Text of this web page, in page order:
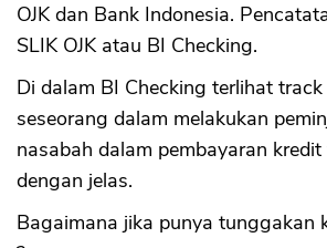
OJK dan Bank Indonesia.
SLIK OJK atau BI Checking.
Di dalam BI Checking terlihat
seseorang dalam melakukan
nasabah dalam pembayaran
dengan jelas.
Bagaimana jika punya tunggakan